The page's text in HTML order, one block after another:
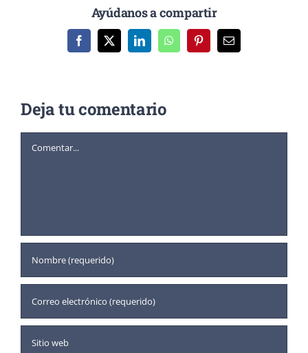
Ayúdanos a compartir
Facebook
X LinkedInWhatsAppPinterestCorreo
Deja tu comentario
Comentar